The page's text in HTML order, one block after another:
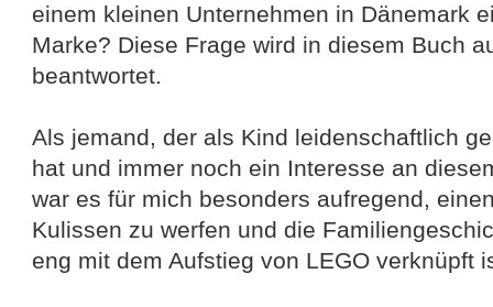
einem kleinen Unternehmen in Dänemark
Marke? Diese Frage wird in diesem Buch
beantwortet.
Als jemand, der als Kind leidenschaftlich
hat und immer noch ein Interesse an
war es für mich besonders aufregend,
Kulissen zu werfen und die
eng mit dem Aufstieg von LEGO verknüpft